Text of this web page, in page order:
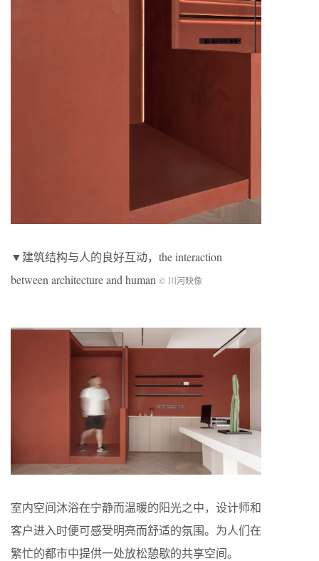
▼建筑结构与人的良好互动，the interaction
between architecture and human © 川河映像
室内空间沐浴在宁静而温暖的阳光之中，设计师和
客户进入时便可感受明亮而舒适的氛围。为人们在
繁忙的都市中提供一处放松憩歇的共享空间。